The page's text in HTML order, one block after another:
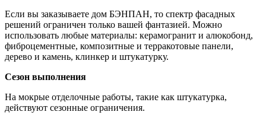
Если вы заказываете дом БЭНПАН, то спектр фасадных
решений ограничен только вашей фантазией. Можно
использовать любые материалы: керамогранит и алюкобонд,
фиброцементные, композитные и терракотовые панели,
дерево и камень, клинкер и штукатурку.
Сезон выполнения
На мокрые отделочные работы, такие как штукатурка,
действуют сезонные ограничения.